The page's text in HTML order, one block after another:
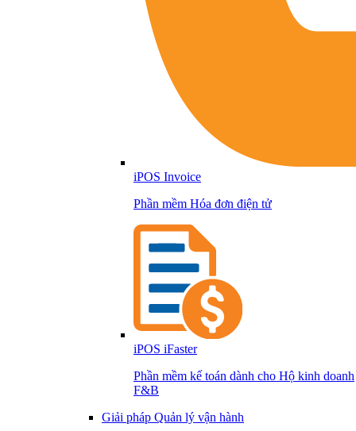
iPOS Invoice
Phần mềm Hóa đơn điện tử
iPOS iFaster
Phần mềm kế toán dành cho Hộ kinh doanh
F&B
Giải pháp Quản lý vận hành